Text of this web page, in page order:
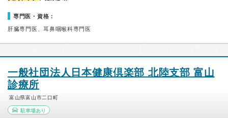
専門医・資格：
肝臓専門医、耳鼻咽喉科専門医
一般社団法人日本健康倶楽部 北陸支部 富山
診療所
富山県富山市二口町
駐車場あり